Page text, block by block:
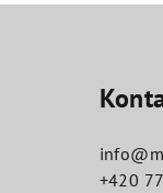
info@
+420